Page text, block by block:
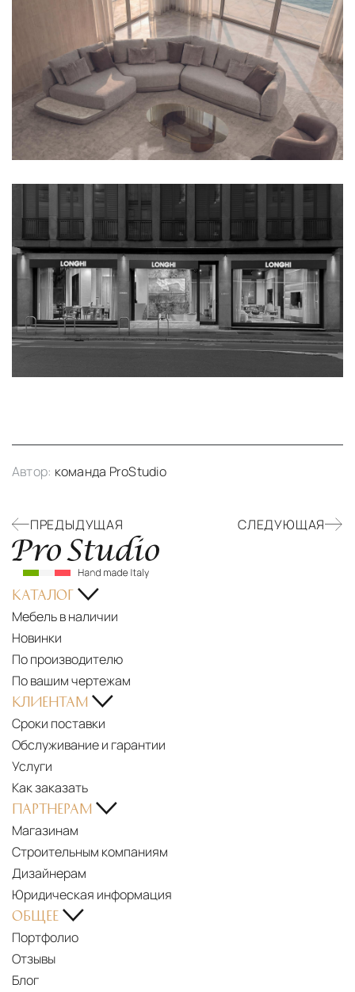
Автор: команда ProStudio
ПРЕДЫДУЩАЯ СЛЕДУЮЩАЯ
КАТАЛОГ
Мебель в наличии
Новинки
По производителю
По вашим чертежам
КЛИЕНТАМ
Сроки поставки
Обслуживание и гарантии
Услуги
Как заказать
ПАРТНЕРАМ
Магазинам
Строительным компаниям
Дизайнерам
Юридическая информация
ОБЩЕЕ
Портфолио
Отзывы
Блог